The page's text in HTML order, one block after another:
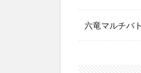
六竜マルチバ